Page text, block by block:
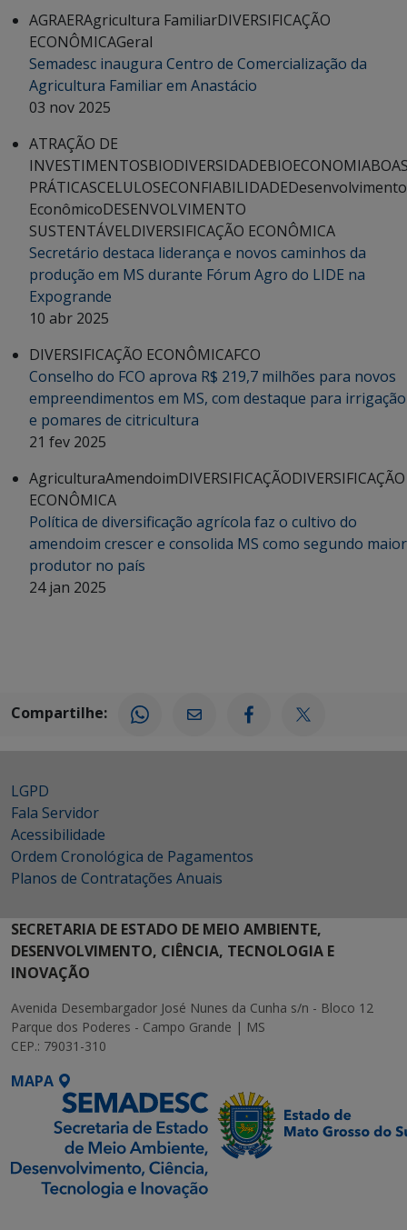
AGRAERAgricultura FamiliarDIVERSIFICAÇÃO
ECONÔMICAGeral
Semadesc inaugura Centro de Comercialização da
Agricultura Familiar em Anastácio
03 nov 2025
ATRAÇÃO DE
INVESTIMENTOSBIODIVERSIDADEBIOECONOMIA
PRÁTICASCELULOSECONFIABILIDADEDesenvolvimento
EconômicoDESENVOLVIMENTO
SUSTENTÁVELDIVERSIFICAÇÃO ECONÔMICA
Secretário destaca liderança e novos caminhos da
produção em MS durante Fórum Agro do LIDE na
Expogrande
10 abr 2025
DIVERSIFICAÇÃO ECONÔMICAFCO
Conselho do FCO aprova R$ 219,7 milhões para novos
empreendimentos em MS, com destaque para irrigação
e pomares de citricultura
21 fev 2025
AgriculturaAmendoimDIVERSIFICAÇÃODIVERSIFICAÇÃO
ECONÔMICA
Política de diversificação agrícola faz o cultivo do
amendoim crescer e consolida MS como segundo maior
produtor no país
24 jan 2025
Compartilhe:
LGPD
Fala Servidor
Acessibilidade
Ordem Cronológica de Pagamentos
Planos de Contratações Anuais
SECRETARIA DE ESTADO DE MEIO AMBIENTE,
DESENVOLVIMENTO, CIÊNCIA, TECNOLOGIA E
INOVAÇÃO
Avenida Desembargador José Nunes da Cunha s/n - Bloco 12
Parque dos Poderes - Campo Grande | MS
CEP.: 79031-310
MAPA